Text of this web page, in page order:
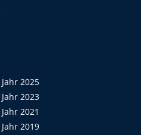
Jahr 2025
Jahr 2023
Jahr 2021
Jahr 2019